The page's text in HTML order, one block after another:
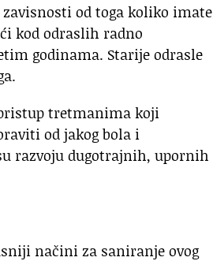
zavisnosti od toga koliko imate
kod odraslih radno
godinama. Starije odrasle
tretmanima koji
od jakog bola i
razvoju dugotrajnih, upornih
načini za saniranje ovog